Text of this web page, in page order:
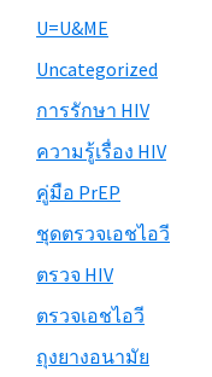
U=U&ME
Uncategorized
การรักษา HIV
ความรู้เรื่อง HIV
คู่มือ PrEP
ชุดตรวจเอชไอวี
ตรวจ HIV
ตรวจเอชไอวี
ถุงยางอนามัย